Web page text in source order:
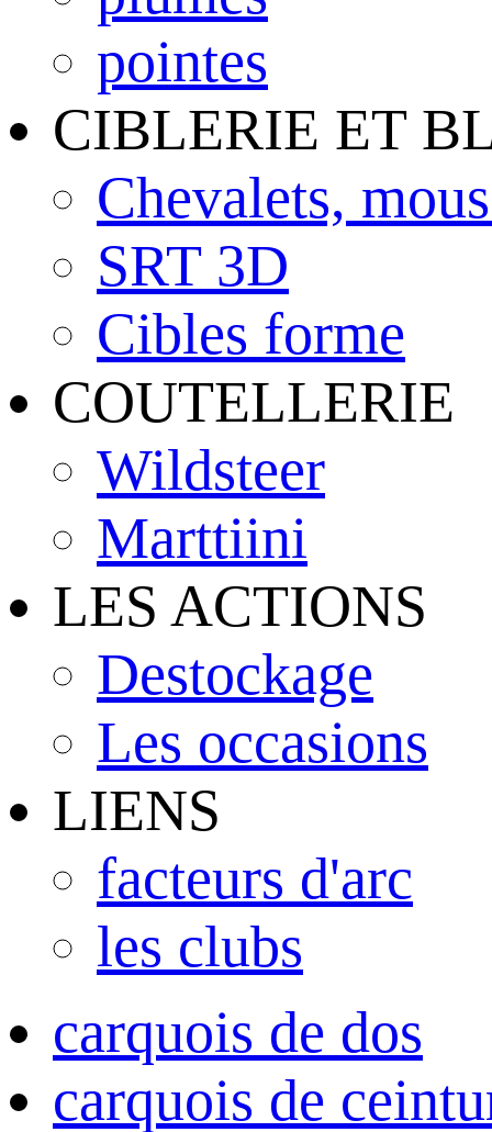
pointes
CIBLERIE ET
Chevalets,
SRT 3D
Cibles forme
COUTELLERIE
Wildsteer
Marttiini
LES ACTIONS
Destockage
Les occasions
LIENS
facteurs d'arc
les clubs
carquois de dos
carquois de